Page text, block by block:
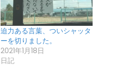
迫力ある言葉、ついシャッタ
ーを切りました。
2021年1月18日
日記